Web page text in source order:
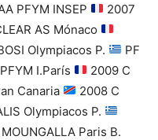
PFYM INSEP
2007
AS Mónaco
Olympiacos P.
PF
I.París
2009 C
Canaria
2008 C
Olympiacos P.
Paris B.